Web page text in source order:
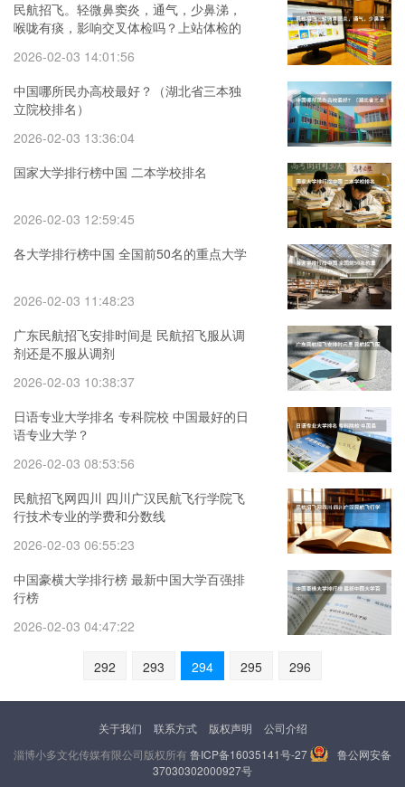
民航招飞。轻微鼻窦炎，通气，少鼻涕，
喉咙有痰，影响交叉体检吗？上站体检的
2026-02-03 14:01:56
中国哪所民办高校最好？（湖北省三本独
立院校排名）
2026-02-03 13:36:04
国家大学排行榜中国 二本学校排名
2026-02-03 12:59:45
各大学排行榜中国 全国前50名的重点大学
2026-02-03 11:48:23
广东民航招飞安排时间是 民航招飞服从调
剂还是不服从调剂
2026-02-03 10:38:37
日语专业大学排名 专科院校 中国最好的日
语专业大学？
2026-02-03 08:53:56
民航招飞网四川 四川广汉民航飞行学院飞
行技术专业的学费和分数线
2026-02-03 06:55:23
中国豪横大学排行榜 最新中国大学百强排
行榜
2026-02-03 04:47:22
292 293 294 295 296
关于我们 联系方式 版权声明
公司介绍
淄博小多文化传媒有限公司版权所有鲁ICP备16035141号-27
鲁公网安备
37030302000927号